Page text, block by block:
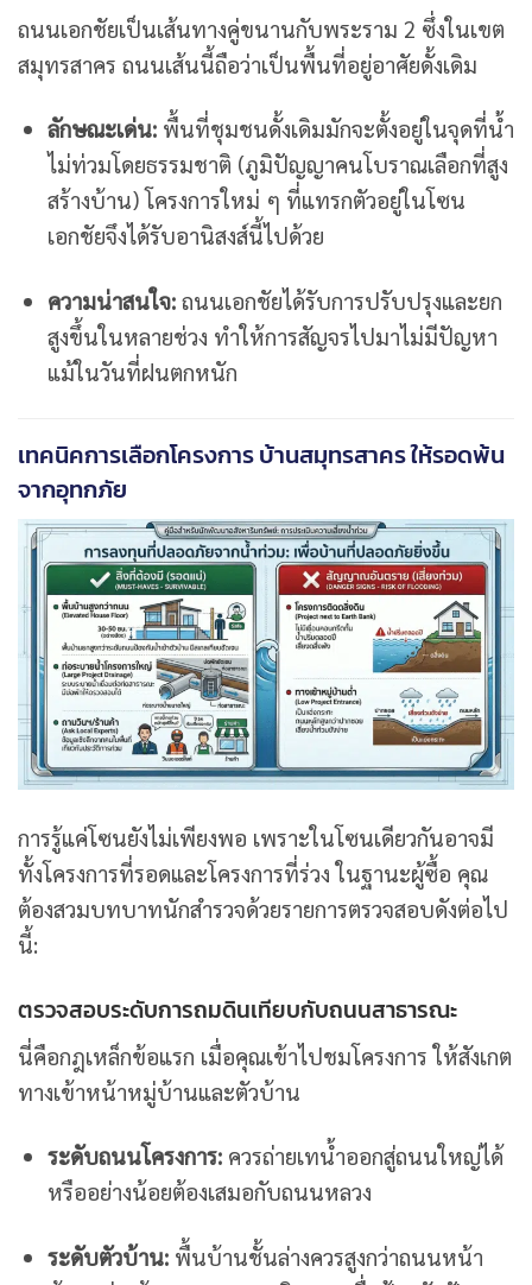
ถนนเอกชัยเป็นเส้นทางคู่ขนานกับพระราม 2 ซึ่งในเขต
สมุทรสาคร ถนนเส้นนี้ถือว่าเป็นพื้นที่อยู่อาศัยดั้งเดิม
ลักษณะเด่น:พื้นที่ชุมชนดั้งเดิมมักจะตั้งอยู่ในจุดที่น้ำ
ไม่ท่วมโดยธรรมชาติ (ภูมิปัญญาคนโบราณเลือกที่สูง
สร้างบ้าน) โครงการใหม่ ๆ ที่แทรกตัวอยู่ในโซน
เอกชัยจึงได้รับอานิสงส์นี้ไปด้วย
ความน่าสนใจ:ถนนเอกชัยได้รับการปรับปรุงและยก
สูงขึ้นในหลายช่วง ทำให้การสัญจรไปมาไม่มีปัญหา
แม้ในวันที่ฝนตกหนัก
เทคนิคการเลือกโครงการ บ้านสมุทรสาคร ให้รอดพ้น
จากอุทกภัย
การรู้แค่โซนยังไม่เพียงพอ เพราะในโซนเดียวกันอาจมี
ทั้งโครงการที่รอดและโครงการที่ร่วง ในฐานะผู้ซื้อ คุณ
ต้องสวมบทบาทนักสำรวจด้วยรายการตรวจสอบดังต่อไป
นี้:
ตรวจสอบระดับการถมดินเทียบกับถนนสาธารณะ
นี่คือกฎเหล็กข้อแรก เมื่อคุณเข้าไปชมโครงการ ให้สังเกต
ทางเข้าหน้าหมู่บ้านและตัวบ้าน
ระดับถนนโครงการ:ควรถ่ายเทน้ำออกสู่ถนนใหญ่ได้
หรืออย่างน้อยต้องเสมอกับถนนหลวง
ระดับตัวบ้าน:พื้นบ้านชั้นล่างควรสูงกว่าถนนหน้า